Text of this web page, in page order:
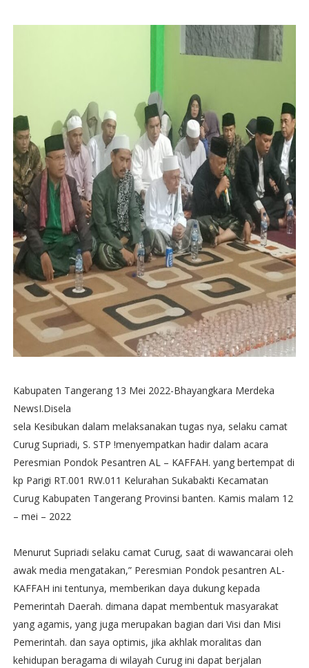
Kabupaten Tangerang 13 Mei 2022-Bhayangkara Merdeka
NewsI.Disela
sela Kesibukan dalam melaksanakan tugas nya, selaku camat
Curug Supriadi, S. STP !menyempatkan hadir dalam acara
Peresmian Pondok Pesantren AL – KAFFAH. yang bertempat di
kp Parigi RT.001 RW.011 Kelurahan Sukabakti Kecamatan
Curug Kabupaten Tangerang Provinsi banten. Kamis malam 12
– mei – 2022
Menurut Supriadi selaku camat Curug, saat di wawancarai oleh
awak media mengatakan,” Peresmian Pondok pesantren AL-
KAFFAH ini tentunya, memberikan daya dukung kepada
Pemerintah Daerah. dimana dapat membentuk masyarakat
yang agamis, yang juga merupakan bagian dari Visi dan Misi
Pemerintah. dan saya optimis, jika akhlak moralitas dan
kehidupan beragama di wilayah Curug ini dapat berjalan